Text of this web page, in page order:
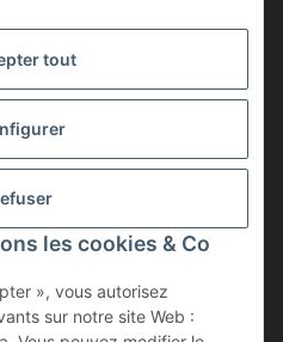
tout
les cookies & Co
», vous autorisez
sur notre site Web :